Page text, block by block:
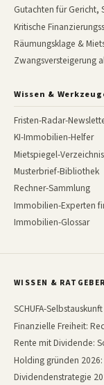
Gutachten für Gericht,
Kritische
Räumungsklage &
Zwangsversteigerung
Wissen &
Fristen-Radar-
KI-Immobilien-Helfer
Mietspiegel-Verzeichnis
Musterbrief-Bibliothek
Rechner-Sammlung
Immobilien-Experten
Immobilien-Glossar
WISSEN & RATGEBER
SCHUFA-
Finanzielle Freiheit:
Rente mit Dividende:
Holding gründen
Dividendenstrategie